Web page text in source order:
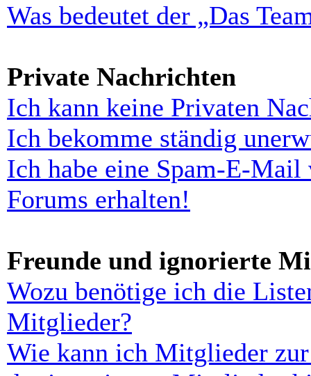
Was bedeutet der „Das
Private Nachrichten
Ich kann keine Privaten
Ich bekomme ständig
Ich habe eine Spam-E-
Forums erhalten!
Freunde und ignorierte
Wozu benötige ich die
Mitglieder?
Wie kann ich Mitglieder